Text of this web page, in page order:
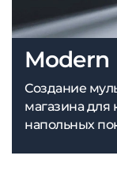
Modern
Создание
магазина
напольных